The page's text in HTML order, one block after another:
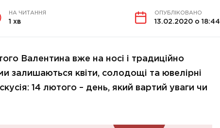
НА ЧИТАННЯ
1 хв
ОПУБЛІКОВАНО
13.02.2020 о 18:44
Валентина вже на носі і традиційно
залишаються квіти, солодощі та ювелірні
14 лютого – день, який вартий уваги чи